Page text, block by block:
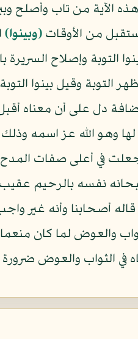
هذه الآية من تاب
من الأوقات ﴿وبينوا﴾
التوبة وإصلاح
التوبة وقيل بينوا
دل على أن معناه
وهو الله عز اسمه
في أعلى صفات المدح
نفسه بالرحيم
أصحابنا وأنه غير
والعوض لما كان
في الثواب والعوض ضرورة